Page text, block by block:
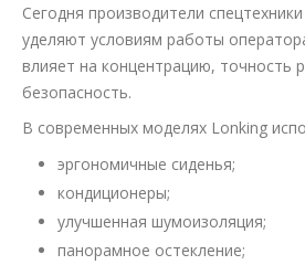
Сегодня производители
уделяют условиям работы
влияет на концентрацию, точность
безопасность.
В современных моделях Lonking
эргономичные сиденья;
кондиционеры;
улучшенная шумоизоляция;
панорамное остекление;